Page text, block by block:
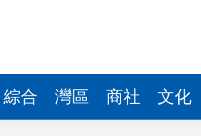
綜合 灣區 商社 文化
DAY同步啟幕